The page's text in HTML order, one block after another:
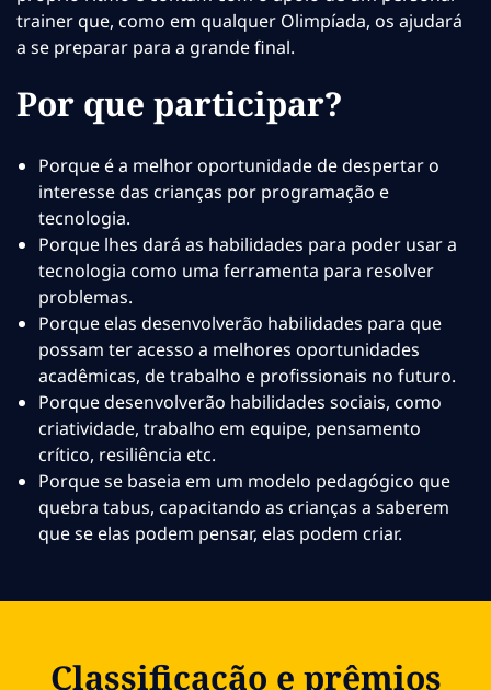
trainer que, como em qualquer Olimpíada, os ajudará
a se preparar para a grande final.
Por que participar?
Porque é a melhor oportunidade de despertar o
interesse das crianças por programação e
tecnologia.
Porque lhes dará as habilidades para poder usar a
tecnologia como uma ferramenta para resolver
problemas.
Porque elas desenvolverão habilidades para que
possam ter acesso a melhores oportunidades
acadêmicas, de trabalho e profissionais no futuro.
Porque desenvolverão habilidades sociais, como
criatividade, trabalho em equipe, pensamento
crítico, resiliência etc.
Porque se baseia em um modelo pedagógico que
quebra tabus, capacitando as crianças a saberem
que se elas podem pensar, elas podem criar.
Classificação e prêmios